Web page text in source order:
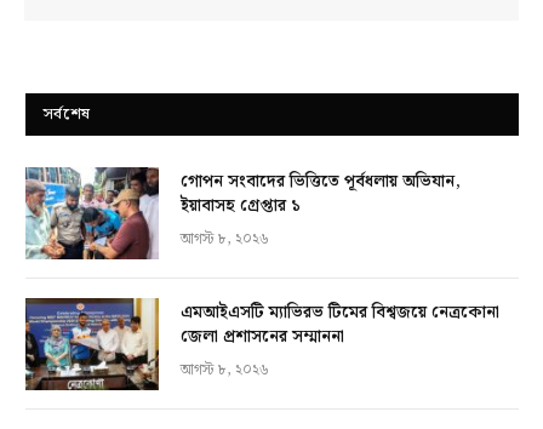
সর্বশেষ
গোপন সংবাদের ভিত্তিতে পূর্বধলায় অভিযান,
ইয়াবাসহ গ্রেপ্তার ১
আগস্ট ৮, ২০২৬
এমআইএসটি ম্যাভিরভ টিমের বিশ্বজয়ে নেত্রকোনা
জেলা প্রশাসনের সম্মাননা
আগস্ট ৮, ২০২৬